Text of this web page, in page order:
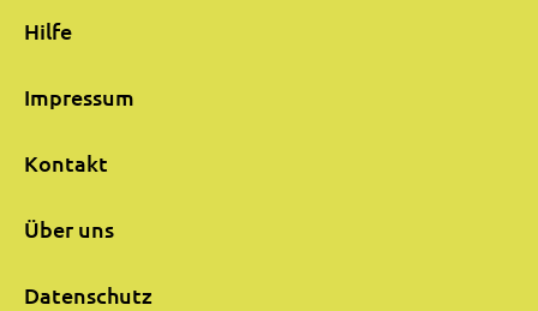
Hilfe
Impressum
Kontakt
Über uns
Datenschutz